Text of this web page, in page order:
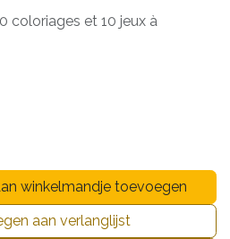
coloriages et 10 jeux à
winkelmandje toevoegen
aan verlanglijst